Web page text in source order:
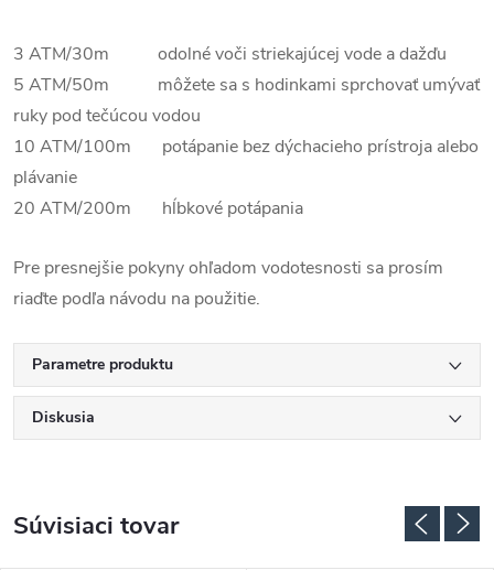
3 ATM/30m odolné voči striekajúcej vode a dažďu
5 ATM/50m môžete sa s hodinkami sprchovať umývať
ruky pod tečúcou vodou
10 ATM/100m potápanie bez dýchacieho prístroja alebo
plávanie
20 ATM/200m hĺbkové potápania
Pre presnejšie pokyny ohľadom vodotesnosti sa prosím
riaďte podľa návodu na použitie.
Parametre produktu
Diskusia
Súvisiaci tovar